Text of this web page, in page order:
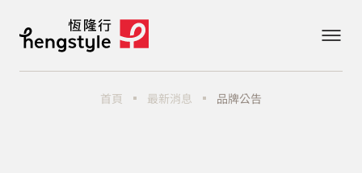
首頁 最新消息 品牌公告